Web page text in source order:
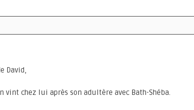
David,
vint chez lui après son adultère avec Bath-Shéba.